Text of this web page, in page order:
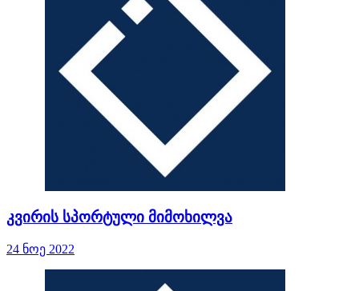
კვირის სპორტული მიმოხილვა
24 ნოე 2022